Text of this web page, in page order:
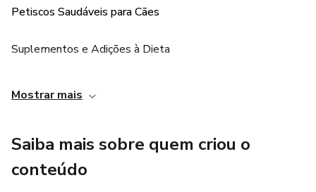
Além disso, abordaremos a diferença entre essa
que é melhor para o seu pet.
Petiscos Saudáveis para Cães
Suplementos e Adições à Dieta
Mostrar mais
Saiba mais sobre quem criou o
conteúdo